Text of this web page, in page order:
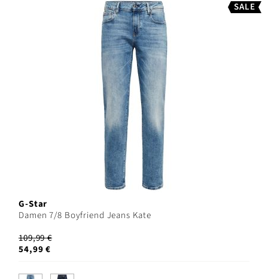
SALE
G-Star
Damen 7/8 Boyfriend Jeans Kate
109,99 €
54,99 €